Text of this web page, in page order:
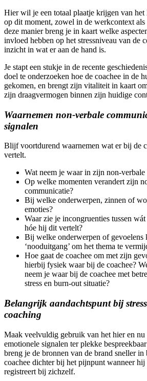
Hier wil je een totaal plaatje krijgen van het
op dit moment, zowel in de werkcontext
deze manier breng je in kaart welke
invloed hebben op het stressniveau van de
inzicht in wat er aan de hand is.
Je stapt een stukje in de recente
doel te onderzoeken hoe de coachee in de
gekomen, en brengt zijn vitaliteit in kaart
zijn draagvermogen binnen zijn huidige
Waarnemen non-verbale
signalen
Blijf voortdurend waarnemen wat er bij de
vertelt.
Wat neem je waar in zijn non-
Op welke momenten verandert zijn
communicatie?
Bij welke onderwerpen, zinnen of
emoties?
Waar zie je incongruenties tussen
hóe hij dit vertelt?
Bij welke onderwerpen of gevoelens
‘nooduitgang’ om het thema te
Hoe gaat de coachee om met zijn
hierbij fysiek waar bij de coachee?
neem je waar bij de coachee met
stress en burn-out situatie?
Belangrijk aandachtspunt bij
coaching
Maak veelvuldig gebruik van het hier en nu
emotionele signalen ter plekke
breng je de bronnen van de brand sneller in
coachee dichter bij het pijnpunt wanneer
registreert bij zichzelf.